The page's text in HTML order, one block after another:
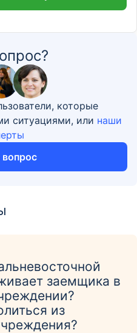
которые
ситуациями, или наши
вопрос
заемщика в
из